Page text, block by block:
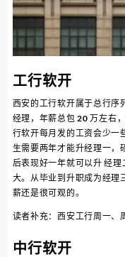
工行软开
西安的工行软开属于总行序
经理，年薪总包 20 万左右
行软开每月发的工资会少一
生需要两年才能升经理一，
后表现好一年就可以升 经
大。从毕业到升职成为经理
薪还是很可观的。
读者补充：西安工行周一、
中行软开